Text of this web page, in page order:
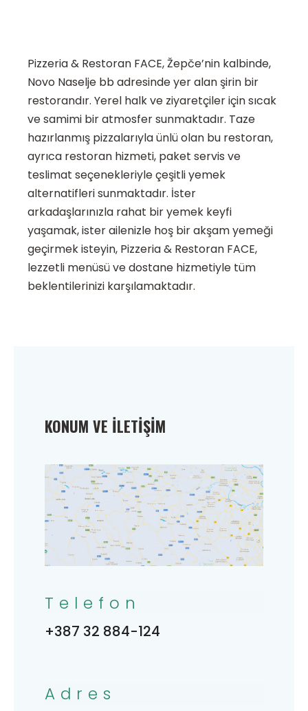
Pizzeria & Restoran FACE, Žepče’nin kalbinde,
Novo Naselje bb adresinde yer alan şirin bir
restorandır. Yerel halk ve ziyaretçiler için sıcak
ve samimi bir atmosfer sunmaktadır. Taze
hazırlanmış pizzalarıyla ünlü olan bu restoran,
ayrıca restoran hizmeti, paket servis ve
teslimat seçenekleriyle çeşitli yemek
alternatifleri sunmaktadır. İster
arkadaşlarınızla rahat bir yemek keyfi
yaşamak, ister ailenizle hoş bir akşam yemeği
geçirmek isteyin, Pizzeria & Restoran FACE,
lezzetli menüsü ve dostane hizmetiyle tüm
beklentilerinizi karşılamaktadır.
KONUM VE İLETIŞIM
Telefon
+387 32 884-124
Adres